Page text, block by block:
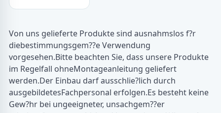
Von uns gelieferte Produkte sind ausnahmslos f?r
diebestimmungsgem??e Verwendung
vorgesehen.Bitte beachten Sie, dass unsere Produkte
im Regelfall ohneMontageanleitung geliefert
werden.Der Einbau darf ausschlie?lich durch
ausgebildetesFachpersonal erfolgen.Es besteht keine
Gew?hr bei ungeeigneter, unsachgem??er